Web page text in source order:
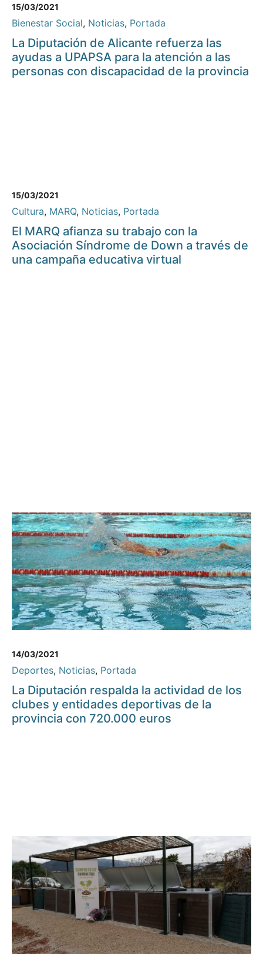
15/03/2021
Bienestar Social, Noticias, Portada
La Diputación de Alicante refuerza las
ayudas a UPAPSA para la atención a las
personas con discapacidad de la provincia
15/03/2021
Cultura, MARQ, Noticias, Portada
El MARQ afianza su trabajo con la
Asociación Síndrome de Down a través de
una campaña educativa virtual
14/03/2021
Deportes, Noticias, Portada
La Diputación respalda la actividad de los
clubes y entidades deportivas de la
provincia con 720.000 euros